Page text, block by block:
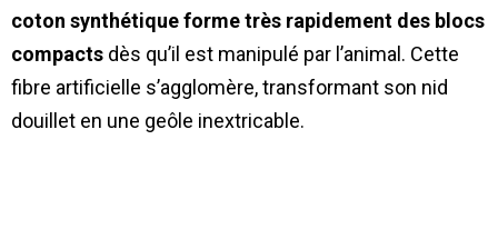
coton synthétique forme très rapidement des blocs
compacts dès qu’il est manipulé par l’animal. Cette
fibre artificielle s’agglomère, transformant son nid
douillet en une geôle inextricable.